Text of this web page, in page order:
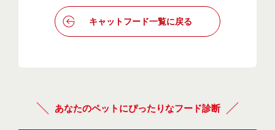
キャットフード一覧に戻る
あなたのペットにぴったりなフード診断